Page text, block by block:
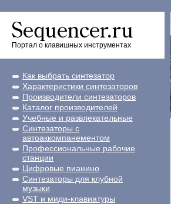
Портал о клавишных инструментах
Как выбрать синтезатор
Характеристики синтезаторов
Производители синтезаторов
Каталог производителей
Учебные и развлекательные
Синтезаторы с
автоаккомпанементом
Профессиональные рабочие
станции
Цифровые пианино
Синтезаторы для клубной
музыки
VST и миди-клавиатуры